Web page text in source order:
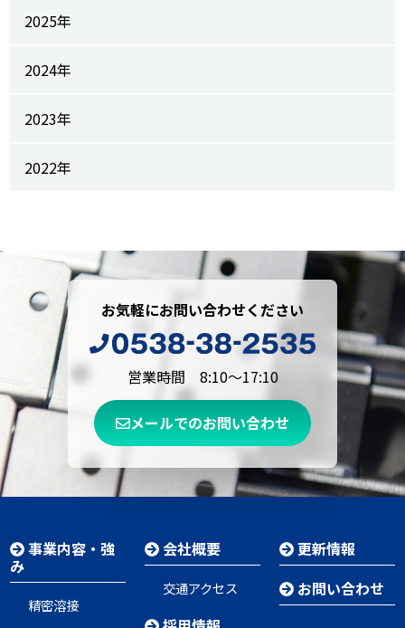
2025年
2024年
2023年
2022年
お気軽にお問い合わせください
営業時間 8:10～17:10
メールでのお問い合わせ
事業内容・強
み
精密溶接
会社概要
交通アクセス
更新情報
お問い合わせ